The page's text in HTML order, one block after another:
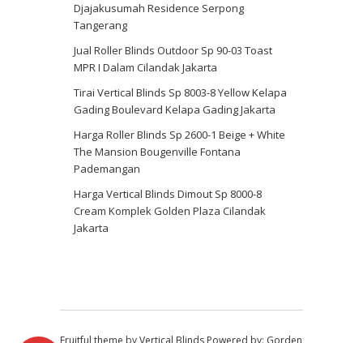
Djajakusumah Residence Serpong
Tangerang
Jual Roller Blinds Outdoor Sp 90-03 Toast
MPR I Dalam Cilandak Jakarta
Tirai Vertical Blinds Sp 8003-8 Yellow Kelapa
Gading Boulevard Kelapa Gading Jakarta
Harga Roller Blinds Sp 2600-1 Beige + White
The Mansion Bougenville Fontana
Pademangan
Harga Vertical Blinds Dimout Sp 8000-8
Cream Komplek Golden Plaza Cilandak
Jakarta
Fruitful theme byVertical BlindsPowered by: Gorden